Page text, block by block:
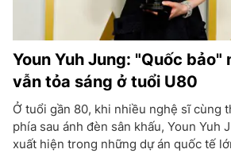
Youn Yuh Jung: "Quốc bảo"
vẫn tỏa sáng ở tuổi U80
Ở tuổi gần 80, khi nhiều nghệ sĩ cùng
phía sau ánh đèn sân khấu, Youn Yuh
xuất hiện trong những dự án quốc tế